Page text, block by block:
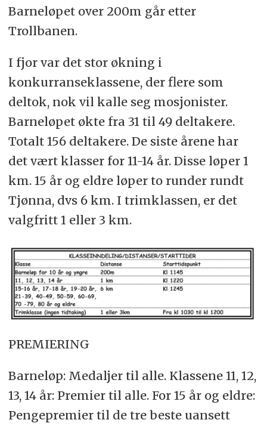
Barneløpet over 200m går etter
Trollbanen.
I fjor var det stor økning i
konkurranseklassene, der flere som
deltok, nok vil kalle seg mosjonister.
Barneløpet økte fra 31 til 49 deltakere.
Totalt 156 deltakere. De siste årene har
det vært klasser for 11-14 år. Disse løper 1
km. 15 år og eldre løper to runder rundt
Tjønna, dvs 6 km. I trimklassen, er det
valgfritt 1 eller 3 km.
PREMIERING
Barneløp: Medaljer til alle. Klassene 11, 12,
13, 14 år: Premier til alle. For 15 år og eldre:
Pengepremier til de tre beste uansett